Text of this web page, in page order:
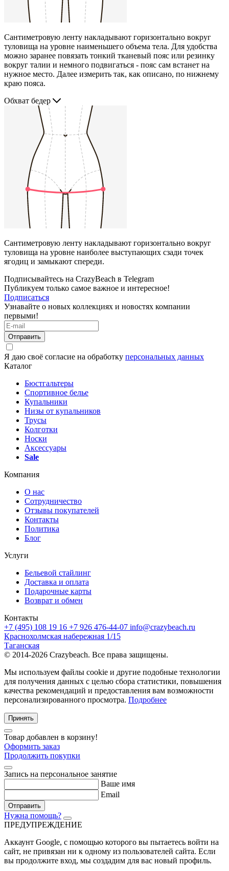
Сантиметровую ленту накладывают горизонтально вокруг
туловища на уровне наименьшего объема тела. Для удобства
можно заранее повязать тонкий тканевый пояс или резинку
вокруг талии и немного подвигаться - пояс сам встанет на
нужное место. Далее измерить так, как описано, по нижнему
краю пояса.
Обхват бедер
Сантиметровую ленту накладывают горизонтально вокруг
туловища на уровне наиболее выступающих сзади точек
ягодиц и замыкают спереди.
Подписывайтесь на CrazyBeach в Telegram
Публикуем только самое важное и интересное!
Подписаться
Узнавайте о новых коллекциях и новостях компании
первыми!
Отправить
Я даю своё согласие на обработку персональных данных
Каталог
Бюстгальтеры
Спортивное белье
Купальники
Низы от купальников
Трусы
Колготки
Носки
Аксессуары
Sale
Компания
О нас
Сотрудничество
Отзывы покупателей
Контакты
Политика
Блог
Услуги
Бельевой стайлинг
Доставка и оплата
Подарочные карты
Возврат и обмен
Контакты
+7 (495) 108 19 16 +7 926 476-44-07 info@crazybeach.ru
Краснохолмская набережная 1/15
Таганская
© 2014-2026 Crazybeach. Все права защищены.
Мы используем файлы cookie и другие подобные технологии
для получения данных с целью сбора статистики, повышения
качества рекомендаций и предоставления вам возможности
персонализированного просмотра. Подробнее
Принять
Товар добавлен в корзину!
Оформить заказ
Продолжить покупки
Запись на персональное занятие
Ваше имя
Email
Отправить
Нужна помощь?
ПРЕДУПРЕЖДЕНИЕ
Аккаунт Google, с помощью которого вы пытаетесь войти на
сайт, не привязан ни к одному из пользователей сайта. Если
вы продолжите вход, мы создадим для вас новый профиль.